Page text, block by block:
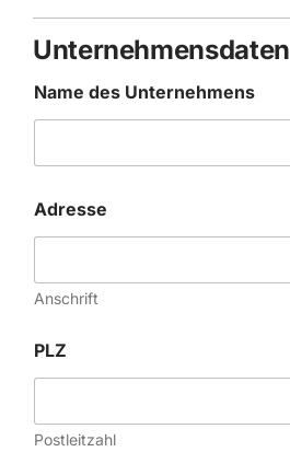
Unternehmensdaten
Name des Unternehmens
Adresse
Anschrift
PLZ
Postleitzahl